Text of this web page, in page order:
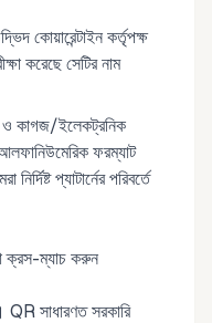
কোয়ারেন্টাইন কর্তৃপক্ষ
করেছে সেটির নাম
ও কাগজ/ইলেকট্রনিক
ফরম্যাট
প্যাটার্নের পরিবর্তে
ক্রস-ম্যাচ করুন
সাধারণত সরকারি